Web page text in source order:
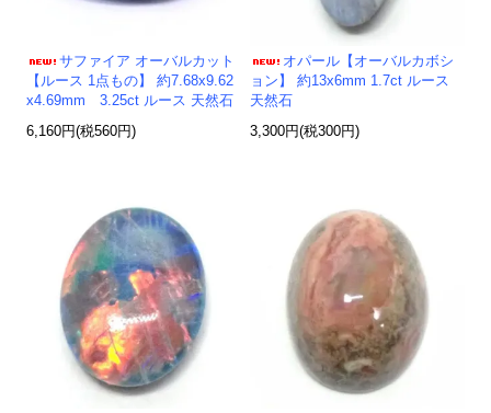
サファイア オーバルカット
【ルース 1点もの】 約7.68x9.62
x4.69mm 3.25ct ルース 天然石
6,160円(税560円)
オパール【オーバルカボシ
ョン】 約13x6mm 1.7ct ルース
天然石
3,300円(税300円)